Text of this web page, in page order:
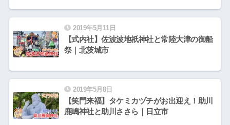
2019年5月11日
【式内社】佐波波地祇神社と常陸大津の御船
祭｜北茨城市
2019年5月8日
【笑門来福】タケミカヅチがお出迎え！助川
鹿嶋神社と助川ささら｜日立市